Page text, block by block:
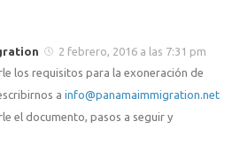
2 febrero, 2016 a las 7:31 pm
los requisitos para la exoneración de
a info@panamaimmigration.net
el documento, pasos a seguir y